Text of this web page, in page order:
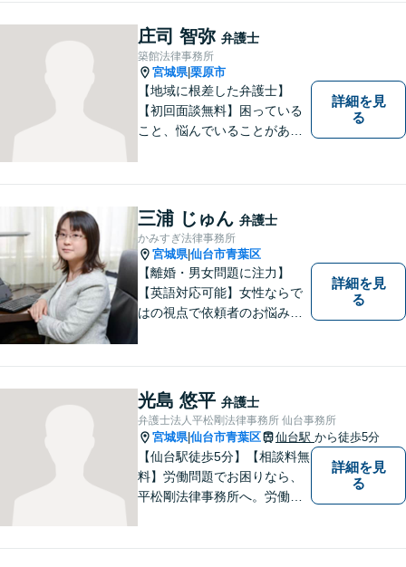
庄司 智弥 弁護士
築館法律事務所
宮城県|栗原市
【地域に根差した弁護士】
【初回面談無料】困っている
こと、悩んでいることがあっ
まず弁護士に相談してみてく
ださい。離婚問題／借金問題
／交通事故／刑事事件など、
幅広く対応。【夜間／休日対
応可能】
詳細を見
る
三浦 じゅん 弁護士
かみすぎ法律事務所
宮城県|仙台市青葉区
【離婚・男女問題に注力】
【英語対応可能】女性ならで
はの視点で依頼者のお悩みに
男女問題やセクハラ事件など
のお困り事がございました
ら、お気軽にご相談くださ
い。
詳細を見
る
光島 悠平 弁護士
弁護士法人平松剛法律事務所 仙台事務所
宮城県|仙台市青葉区 仙台駅 から徒歩5分
【仙台駅徒歩5分】【相談料無
料】労働問題でお困りなら、
平松剛法律事務所へ。労働者
詳細を見
る